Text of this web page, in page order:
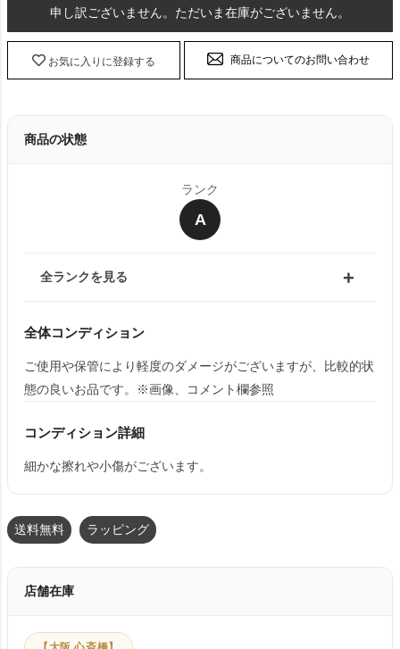
申し訳ございません。ただいま在庫がございません。
お気に入りに登録する 商品についてのお問い合わせ
商品の状態
ランク
A
全ランクを見る
全体コンディション
ご使用や保管により軽度のダメージがございますが、比較的状
態の良いお品です。※画像、コメント欄参照
コンディション詳細
細かな擦れや小傷がございます。
送料無料 ラッピング
店舗在庫